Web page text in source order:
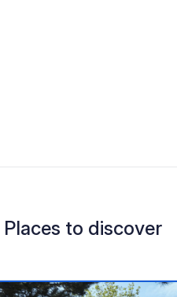
Places to discover